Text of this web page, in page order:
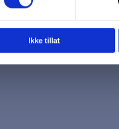
Ikke tillat